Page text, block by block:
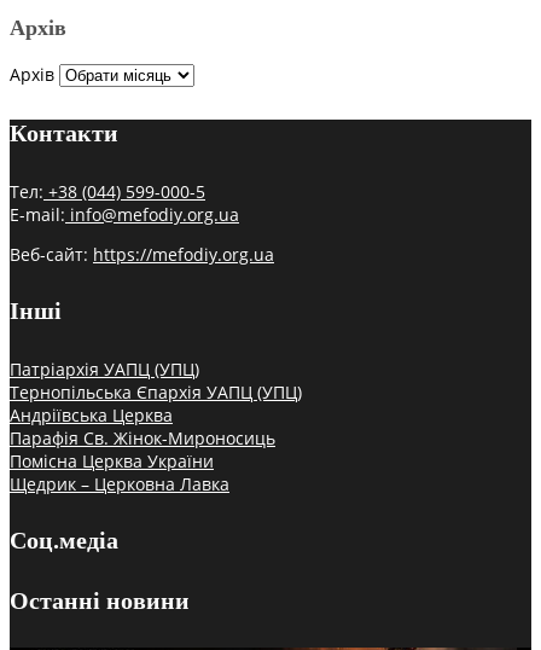
Архів
Архів
Контакти
Тел: +38 (044) 599-000-5
E-mail: info@mefodiy.org.ua
Веб-сайт: https://mefodiy.org.ua
Інші
Патріархія УАПЦ (УПЦ)
Тернопільська Єпархія УАПЦ (УПЦ)
Андріївська Церква
Парафія Св. Жінок-Мироносиць
Помісна Церква України
Щедрик – Церковна Лавка
Соц.медіа
Останні новини